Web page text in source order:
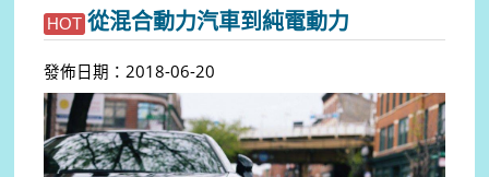
HOT 從混合動力汽車到純電動力
發佈日期：2018-06-20